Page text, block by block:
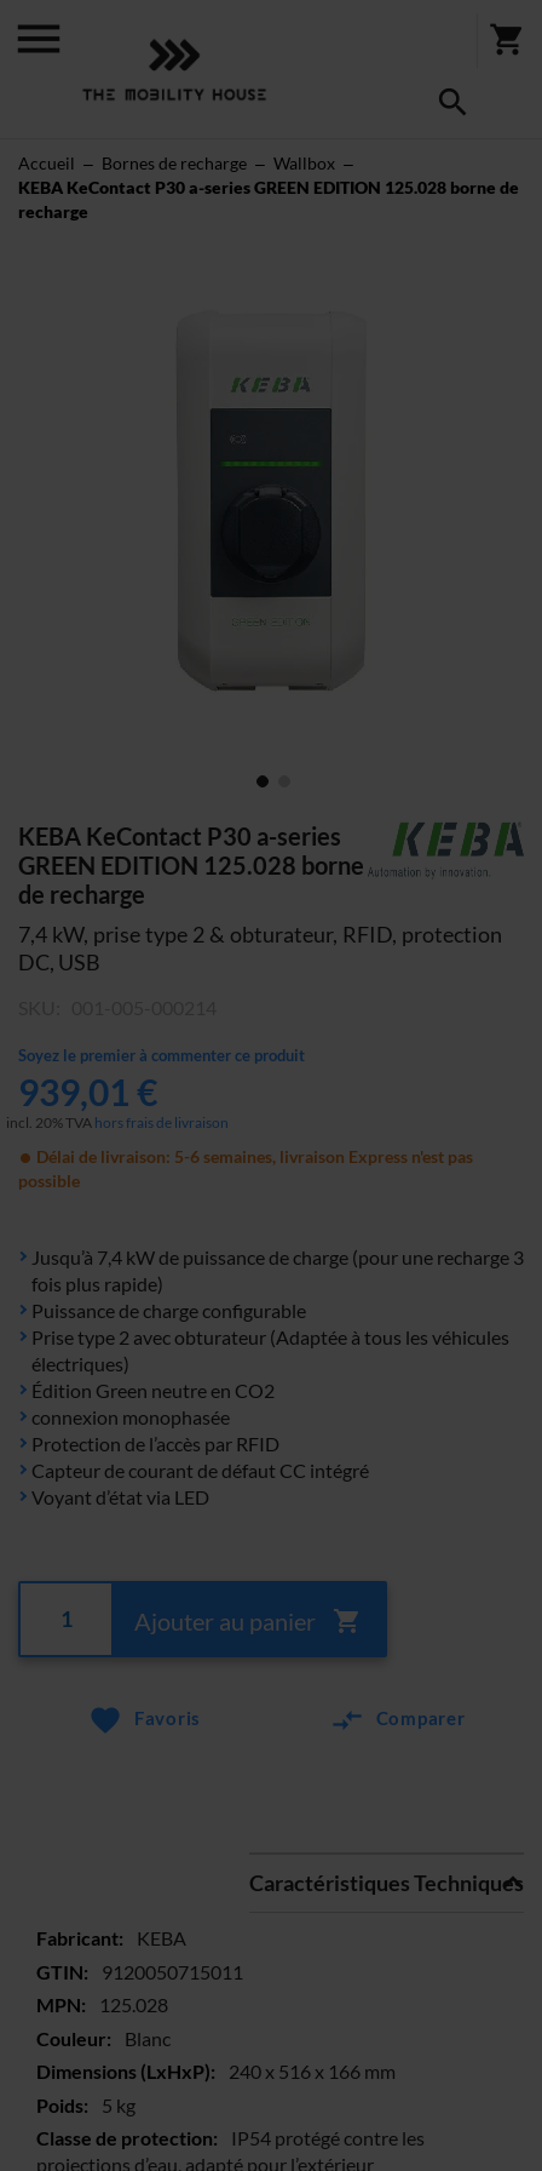
Accueil Bornes de recharge
Wallbox
KEBA KeContact P30 a-series GREEN EDITION 125.028 borne de
recharge
Skip
to
the
of
the
KEBA KeContact P30 a-series
GREEN EDITION 125.028 borne
de recharge
7,4 kW, prise type 2 & obturateur, RFID, protection
DC, USB
Soyez le premier à commenter ce produit
939,01 €
incl. 20% TVA hors frais de livraison
Délai de livraison: 5-6 semaines, livraison Express n'est pas
possible
Jusqu’à 7,4 kW de puissance de charge (pour une recharge 3
fois plus rapide)
Puissance de charge configurable
Prise type 2 avec obturateur (Adaptée à tous les véhicules
électriques)
Édition Green neutre en CO2
connexion monophasée
Protection de l’accès par RFID
Capteur de courant de défaut CC intégré
Voyant d’état via LED
Ajouter au panier
Favoris Comparer
Caractéristiques Techniques
Plus
d’information
KEBA
9120050715011
125.028
Blanc
240 x 516 x 166 mm
5 kg
IP54 protégé contre les
projections d’eau, adapté pour l’extérieur